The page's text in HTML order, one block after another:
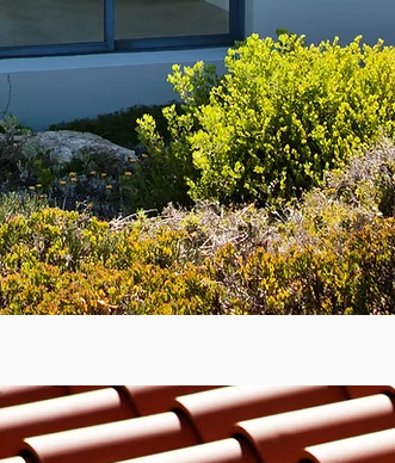
ausgereift!